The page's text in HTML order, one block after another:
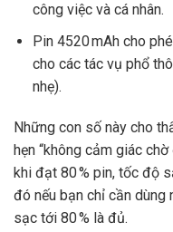
công việc và cá nhân.
Pin 4520 mAh cho
cho các tác vụ phổ
nhẹ).
Những con số này cho
hẹn “không cảm giác
khi đạt 80 % pin, tốc độ
đó nếu bạn chỉ cần dùng
sạc tới 80 % là đủ.